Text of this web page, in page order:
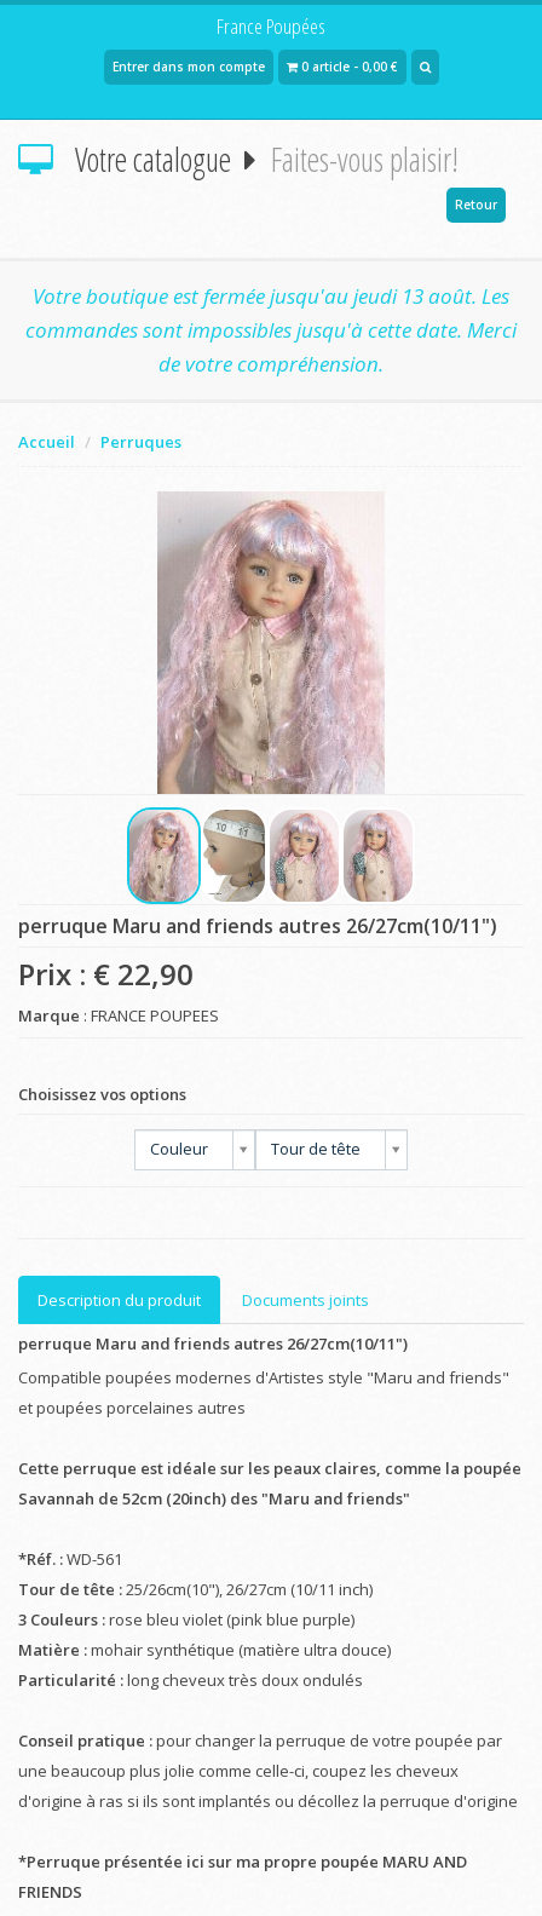
France Poupées
Entrer dans mon compte 0 article - 0,00 €
Votre catalogue Faites-vous plaisir!
Retour
Votre boutique est fermée jusqu'au jeudi 13 août. Les
commandes sont impossibles jusqu'à cette date. Merci
de votre compréhension.
Accueil Perruques
perruque Maru and friends autres 26/27cm(10/11")
Prix : € 22,90
Marque : FRANCE POUPEES
Choisissez vos options
Couleur Tour de tête
Description du produit
Documents joints
perruque Maru and friends autres 26/27cm(10/11")
Compatible poupées modernes d'Artistes style "Maru and friends"
et poupées porcelaines autres
Cette perruque est idéale sur les peaux claires, comme la poupée
Savannah de 52cm (20inch) des "Maru and friends"
*Réf. :WD-561
Tour de tête :25/26cm(10"), 26/27cm (10/11 inch)
3 Couleurs :rose bleu violet (pink blue purple)
Matière :mohair synthétique (matière ultra douce)
Particularité :long cheveux très doux ondulés
Conseil pratique :pour changer la perruque de votre poupée par
une beaucoup plus jolie comme celle-ci, coupez les cheveux
d'origine à ras si ils sont implantés ou décollez la perruque d'origine
*Perruque présentée ici sur ma propre poupée MARU AND
FRIENDS